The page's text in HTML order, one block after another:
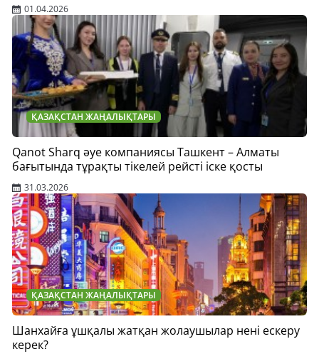
01.04.2026
ҚАЗАҚСТАН ЖАҢАЛЫҚТАРЫ
Qanot Sharq әуе компаниясы Ташкент – Алматы
бағытында тұрақты тікелей рейсті іске қосты
31.03.2026
ҚАЗАҚСТАН ЖАҢАЛЫҚТАРЫ
Шанхайға ұшқалы жатқан жолаушылар нені ескеру
керек?